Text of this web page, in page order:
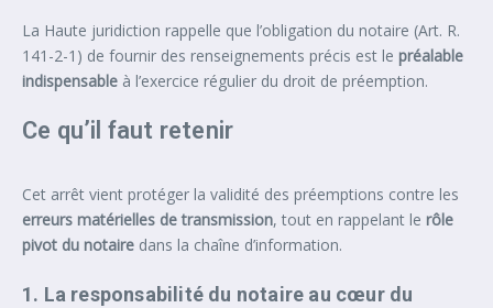
La Haute juridiction rappelle que l’obligation du notaire (Art. R.
141-2-1) de fournir des renseignements précis est le préalable
indispensable à l’exercice régulier du droit de préemption.
Ce qu’il faut retenir
Cet arrêt vient protéger la validité des préemptions contre les
erreurs matérielles de transmission, tout en rappelant le rôle
pivot du notaire dans la chaîne d’information.
1. La responsabilité du notaire au cœur du